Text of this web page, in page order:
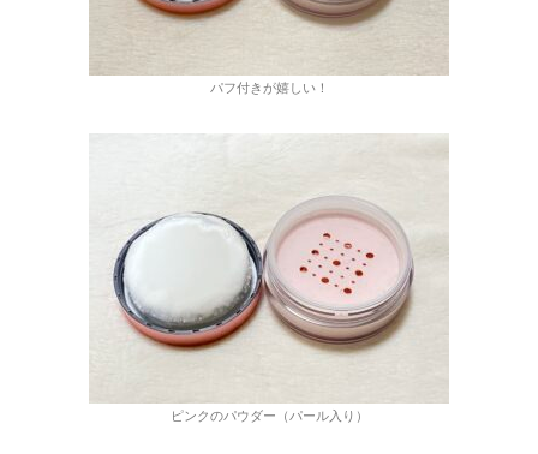
パフ付きが嬉しい！
ピンクのパウダー（パール入り）